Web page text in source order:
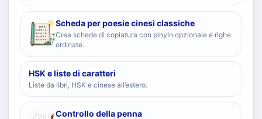
Scheda per poesie cinesi classiche
Crea schede di copiatura con pinyin opzionale e righe
ordinate.
HSK e liste di caratteri
Liste da libri, HSK e cinese all’estero.
Controllo della penna